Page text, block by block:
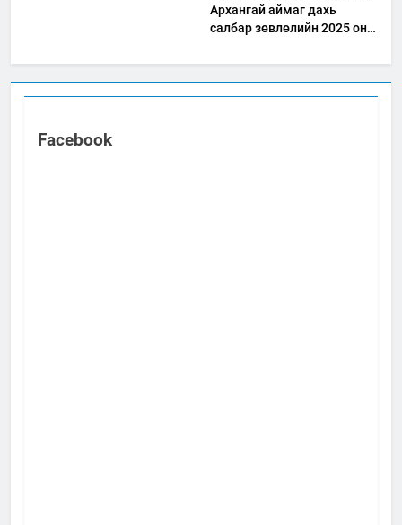
Архангай аймаг дахь
салбар зөвлөлийн 2025 оны
төлөвлөгөө
Facebook